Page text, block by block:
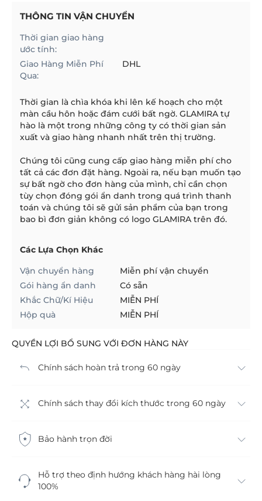
THÔNG TIN VẬN CHUYỂN
Thời gian giao hàng
ước tính:
Giao Hàng Miễn Phí
Qua:
DHL
Thời gian là chìa khóa khi lên kế hoạch cho một
màn cầu hôn hoặc đám cưới bất ngờ. GLAMIRA tự
hào là một trong những công ty có thời gian sản
xuất và giao hàng nhanh nhất trên thị trường.
Chúng tôi cũng cung cấp giao hàng miễn phí cho
tất cả các đơn đặt hàng. Ngoài ra, nếu bạn muốn tạo
sự bất ngờ cho đơn hàng của mình, chỉ cần chọn
tùy chọn đóng gói ẩn danh trong quá trình thanh
toán và chúng tôi sẽ gửi sản phẩm của bạn trong
bao bì đơn giản không có logo GLAMIRA trên đó.
Các Lựa Chọn Khác
Vận chuyển hàng
Miễn phí vận chuyển
Gói hàng ẩn danh
Có sẵn
Khắc Chữ/Kí Hiệu
MIỄN PHÍ
Hộp quà
MIỄN PHÍ
QUYỀN LỢI BỔ SUNG VỚI ĐƠN HÀNG NÀY
Chính sách hoàn trả trong 60 ngày
Chính sách thay đổi kích thước trong 60 ngày
Bảo hành trọn đời
Hỗ trợ theo định hướng khách hàng hài lòng
100%